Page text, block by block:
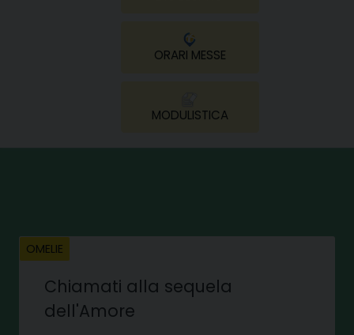
ORARI MESSE
MODULISTICA
OMELIE
Chiamati alla sequela
dell'Amore